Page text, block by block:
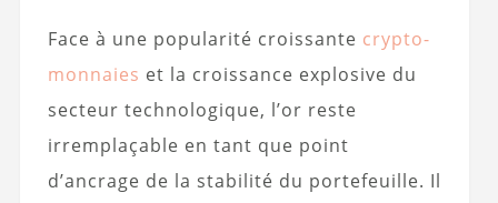
Face à une popularité croissante crypto-
monnaies et la croissance explosive du
secteur technologique, l’or reste
irremplaçable en tant que point
d’ancrage de la stabilité du portefeuille. Il